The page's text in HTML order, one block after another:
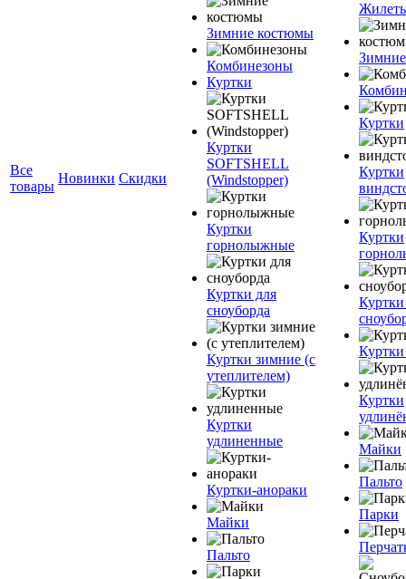
Все
товары
Новинки Скидки
Зимние костюмы
Комбинезоны
Куртки
Куртки
SOFTSHELL
(Windstopper)
Куртки
горнолыжные
Куртки для
сноуборда
Куртки зимние (с
утеплителем)
Куртки
удлиненные
Куртки-анораки
Майки
Пальто
Куртки
Куртки
Куртки
Куртки
Куртки
Майки
Пальто
Парки